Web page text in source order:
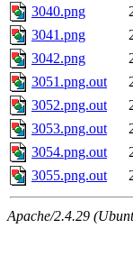
3040.png
3041.png
3042.png
3051.png.out
3052.png.out
3053.png.out
3054.png.out
3055.png.out
Apache/2.4.29